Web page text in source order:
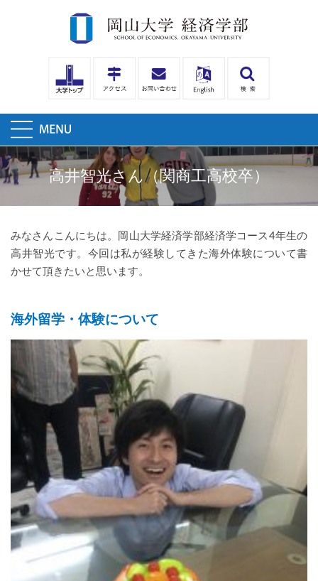
高井智光さん（関商工高校卒）
みなさんこんにちは。岡山大学経済学部経済学コース4年生の
高井智光です。今回は私が経験してきた海外体験について書
かせて頂きたいと思います。
海外留学・体験について